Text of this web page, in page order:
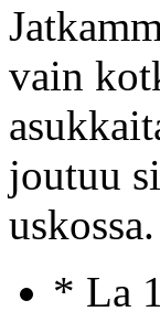
vain
joutuu
uskossa.
* La